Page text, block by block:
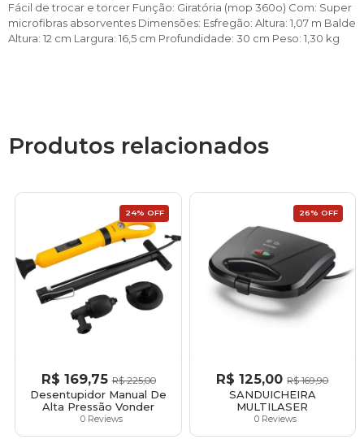
Fácil de trocar e torcer Função: Giratória (mop 360o) Com: Super
microfibras absorventes Dimensões: Esfregão: Altura: 1,07 m Balde
Altura: 12 cm Largura: 16,5 cm Profundidade: 30 cm Peso: 1,30 kg
Produtos relacionados
24% OFF
R$ 169,75 R$225,00
Desentupidor Manual De
Alta Pressão Vonder
0 Reviews
26% OFF
R$ 125,00 R$169,90
SANDUICHEIRA
MULTILASER
0 Reviews